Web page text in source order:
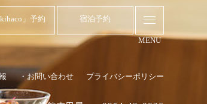
」予約 宿泊予約
MENU
・お問い合わせ プライバシーポリシー